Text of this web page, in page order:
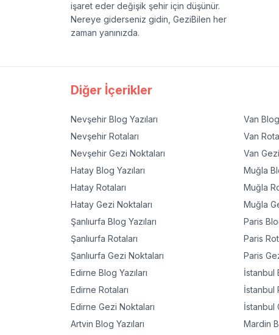
işaret eder değişik şehir için düşünür.
Nereye giderseniz gidin, GeziBilen her
zaman yanınızda.
Diğer İçerikler
Nevşehir Blog Yazıları
Nevşehir Rotaları
Nevşehir Gezi Noktaları
Hatay Blog Yazıları
Hatay Rotaları
Hatay Gezi Noktaları
Şanlıurfa Blog Yazıları
Şanlıurfa Rotaları
Şanlıurfa Gezi Noktaları
Edirne Blog Yazıları
Edirne Rotaları
Edirne Gezi Noktaları
Artvin Blog Yazıları
Van Blog
Van
Van
Muğla
Muğla
Muğla
Paris
Paris
Paris
İstanbul
İstanbul
İstanbul
Mardin